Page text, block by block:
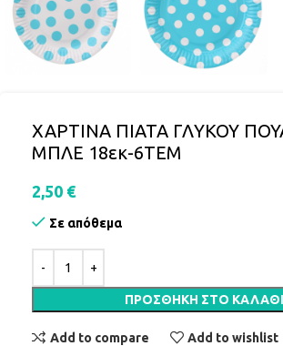
ΧΑΡΤΙΝΑ ΠΙΑΤΑ ΓΛΥΚΟΥ
ΜΠΛΕ 18εκ-6ΤΕΜ
2,50 €
Σε απόθεμα
ΠΡΟΣΘΉΚΗ ΣΤΟ ΚΑΛΆΘΙ
Add to compare Add to wishlist